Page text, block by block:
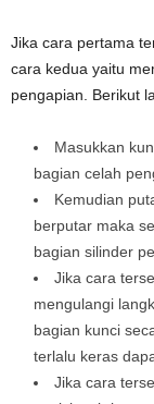
Jika cara pertama
cara kedua yaitu
pengapian. Berikut
Masukkan
bagian celah
Kemudian
berputar maka
bagian silinder
Jika cara
mengulangi
bagian kunci
terlalu keras
Jika cara